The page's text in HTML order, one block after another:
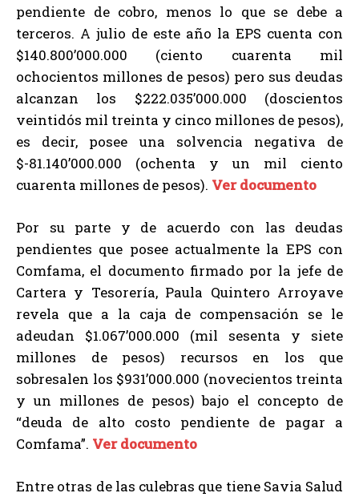
pendiente de cobro, menos lo que se debe a
terceros. A julio de este año la EPS cuenta con
$140.800’000.000 (ciento cuarenta mil
ochocientos millones de pesos) pero sus deudas
alcanzan los $222.035’000.000 (doscientos
veintidós mil treinta y cinco millones de pesos),
es decir, posee una solvencia negativa de
$-81.140’000.000 (ochenta y un mil ciento
cuarenta millones de pesos). Ver documento
Por su parte y de acuerdo con las deudas
pendientes que posee actualmente la EPS con
Comfama, el documento firmado por la jefe de
Cartera y Tesorería, Paula Quintero Arroyave
revela que a la caja de compensación se le
adeudan $1.067’000.000 (mil sesenta y siete
millones de pesos) recursos en los que
sobresalen los $931’000.000 (novecientos treinta
y un millones de pesos) bajo el concepto de
“deuda de alto costo pendiente de pagar a
Comfama”. Ver documento
Entre otras de las culebras que tiene Savia Salud